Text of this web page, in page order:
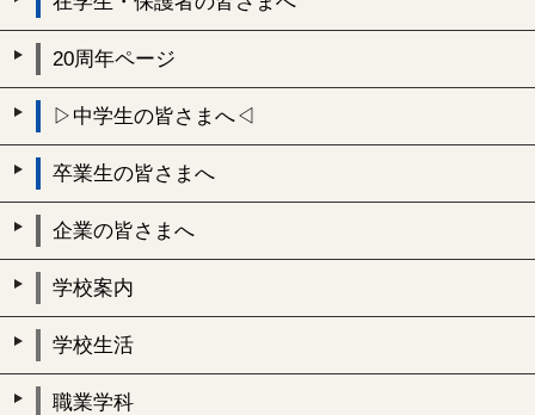
20周年ページ
▷中学生の皆さまへ◁
卒業生の皆さまへ
企業の皆さまへ
学校案内
学校生活
職業学科